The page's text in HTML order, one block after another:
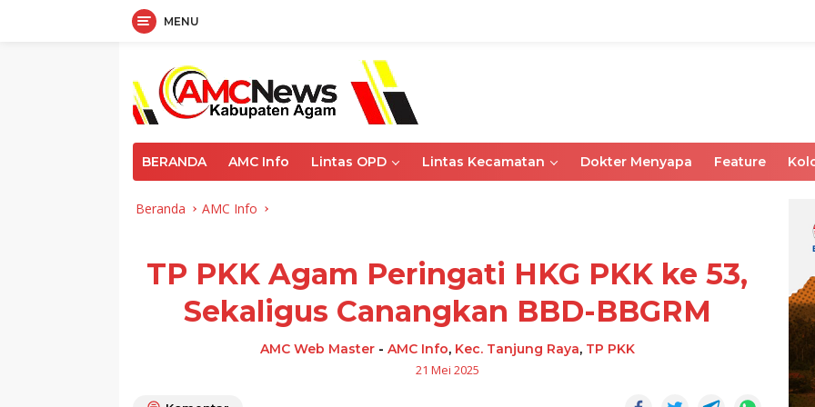
MENU
BERANDA AMC Info Lintas OPD Lintas Kecamatan Dokter Menyapa Feature
Beranda AMC Info
TP PKK Agam Peringati HKG PKK ke 53,
Sekaligus Canangkan BBD-BBGRM
AMC Web Master- AMC Info, Kec. Tanjung Raya, TP PKK
21 Mei 2025